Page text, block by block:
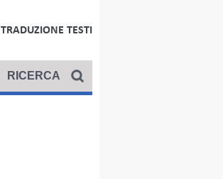
TRADUZIONE TESTI